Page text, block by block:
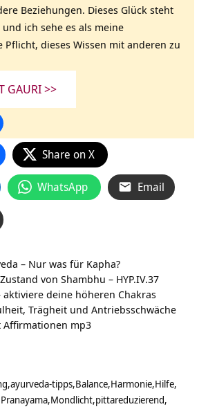
Beziehungen. Dieses Glück steht
ich sehe es als meine
Pflicht, dieses Wissen mit anderen zu
GAURI >>
Share on X
WhatsApp Email
– Nur was für Kapha?
von Shambhu – HYP.IV.37
deine höheren Chakras
Trägheit und Antriebsschwäche
Affirmationen mp3
ayurveda-tipps Balance Harmonie Hilfe
Mondlicht pittareduzierend